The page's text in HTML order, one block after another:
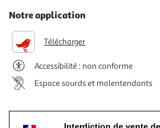
Notre application
Télécharger
Accessibilité : non conforme
Espace sourds et malentendants